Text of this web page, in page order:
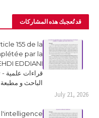
قد تُعجبك هذه المشاركات
155 de la
par la
قراءات علمية
الباحث و مطبعة
July 21, 2026